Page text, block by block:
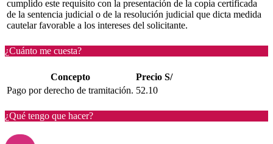
cumplido este requisito con la presentación de la copia certificada
de la sentencia judicial o de la resolución judicial que dicta medida
cautelar favorable a los intereses del solicitante.
¿Cuánto me cuesta?
Concepto
Precio S/
Pago por derecho de tramitación. 52.10
¿Qué tengo que hacer?